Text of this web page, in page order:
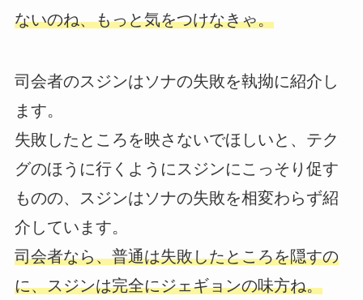
ないのね、もっと気をつけなきゃ。
司会者のスジンはソナの失敗を執拗に紹介し
ます。
失敗したところを映さないでほしいと、テク
グのほうに行くようにスジンにこっそり促す
ものの、スジンはソナの失敗を相変わらず紹
介しています。
司会者なら、普通は失敗したところを隠すの
に、スジンは完全にジェギョンの味方ね。